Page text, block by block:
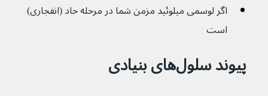
اگر لوسمی میلوئید مزمن شما در مرحله حاد (انفجاری)
است
پیوند سلول‌های بنیادی